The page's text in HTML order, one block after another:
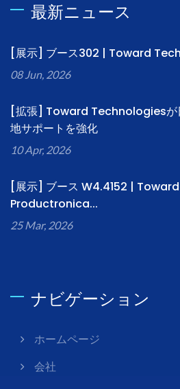
最新ニュース
[展示] ブース302 | Toward
08 Jun, 2026
[拡張] Toward Technologiesが
地サポートを強化
10 Apr, 2026
[展示] ブース W4.4152 |
Productronica...
25 Mar, 2026
ナビゲーション
ホームページ
会社